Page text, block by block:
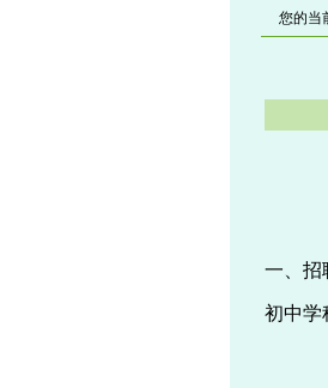
您的当
一、 招
初中学